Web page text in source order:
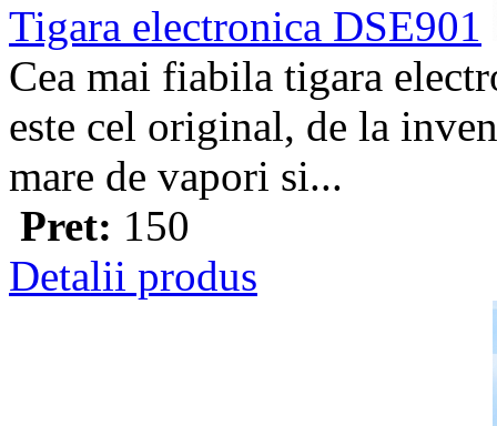
Tigara electronica DSE901
Cea mai fiabila tigara
este cel original, de la
mare de vapori si...
Pret: 150
Detalii produs